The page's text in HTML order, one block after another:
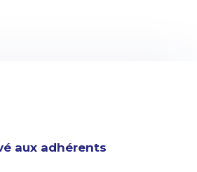
aux adhérents